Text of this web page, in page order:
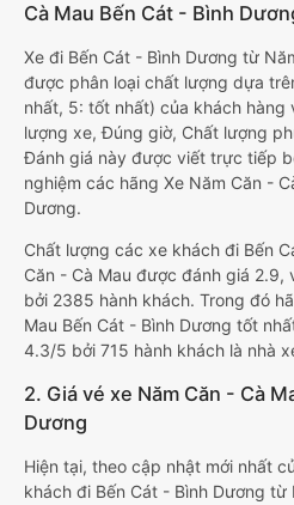
Cà Mau Bến Cát - Bình
Xe đi Bến Cát - Bình Dương từ
được phân loại chất lượng dựa
nhất, 5: tốt nhất) của khách hàng
lượng xe, Đúng giờ, Chất lượng
Đánh giá này được viết trực tiếp
nghiệm các hãng Xe Năm Căn -
Dương.
Chất lượng các xe khách đi Bến
Căn - Cà Mau được đánh giá
bởi 2385 hành khách. Trong đó
Mau Bến Cát - Bình Dương tốt
4.3/5 bởi 715 hành khách là nhà
2. Giá vé xe Năm Căn - Cà
Dương
Hiện tại, theo cập nhật mới nhất
khách đi Bến Cát - Bình Dương từ